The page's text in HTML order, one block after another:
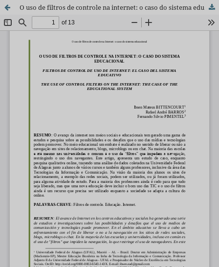
O uso de filtros de controle na internet: o caso do sistema educacional